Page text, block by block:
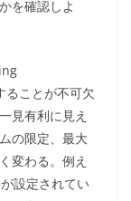
を確認しよ
ことが不可欠
見有利に見え
の限定、最大
変わる。例え
設定されてい